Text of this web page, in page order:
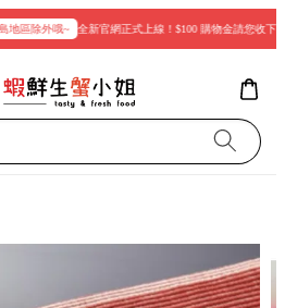
區除外哦~ 全新官網正式上線！$100 購物金請您收下